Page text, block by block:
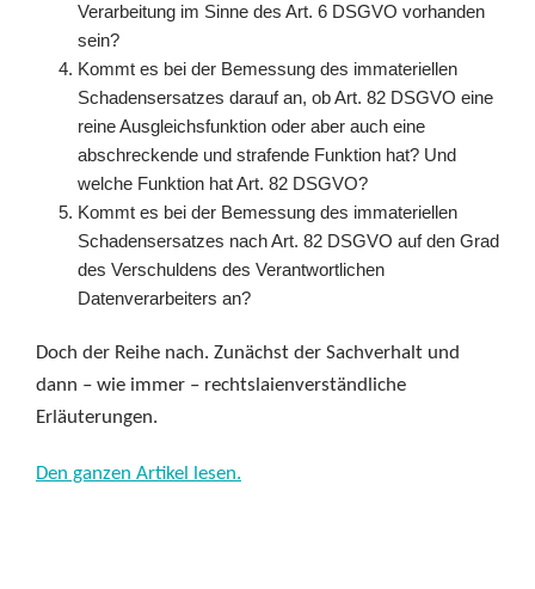
Verarbeitung im Sinne des Art. 6 DSGVO vorhanden
sein?
Kommt es bei der Bemessung des immateriellen
Schadensersatzes darauf an, ob Art. 82 DSGVO eine
reine Ausgleichsfunktion oder aber auch eine
abschreckende und strafende Funktion hat? Und
welche Funktion hat Art. 82 DSGVO?
Kommt es bei der Bemessung des immateriellen
Schadensersatzes nach Art. 82 DSGVO auf den Grad
des Verschuldens des Verantwortlichen
Datenverarbeiters an?
Doch der Reihe nach. Zunächst der Sachverhalt und
dann – wie immer – rechtslaienverständliche
Erläuterungen.
Den ganzen Artikel lesen.